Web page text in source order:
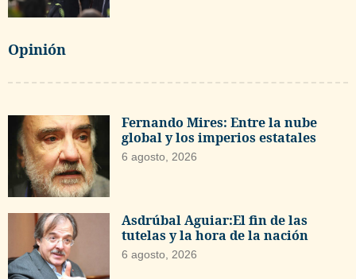
Opinión
Fernando Mires: Entre la nube
global y los imperios estatales
6 agosto, 2026
Asdrúbal Aguiar:El fin de las
tutelas y la hora de la nación
6 agosto, 2026